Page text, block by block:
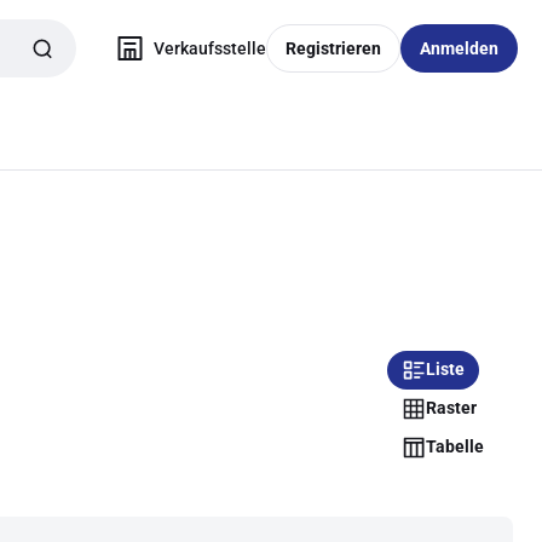
Verkaufsstelle Registrieren Anmelden
Liste
Raster
Tabelle